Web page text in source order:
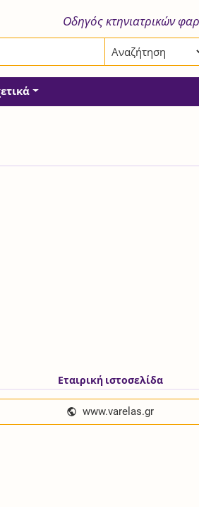
Οδηγός κτηνιατρικών
Εταιρική ιστοσελίδα
www.varelas.gr